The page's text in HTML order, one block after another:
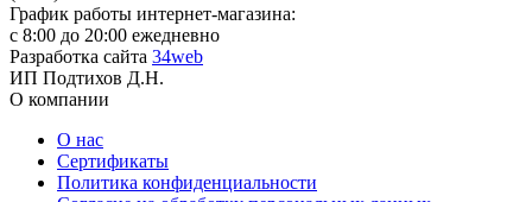
График работы интернет-магазина:
с 8:00 до 20:00 ежедневно
Разработка сайта 34web
ИП Подтихов Д.Н.
О компании
О нас
Сертификаты
Политика конфиденциальности